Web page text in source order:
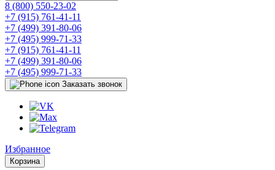
8 (800) 550-23-02
+7 (915) 761-41-11
+7 (499) 391-80-06
+7 (495) 999-71-33
+7 (915) 761-41-11
+7 (499) 391-80-06
+7 (495) 999-71-33
Заказать звонок
Избранное
Корзина